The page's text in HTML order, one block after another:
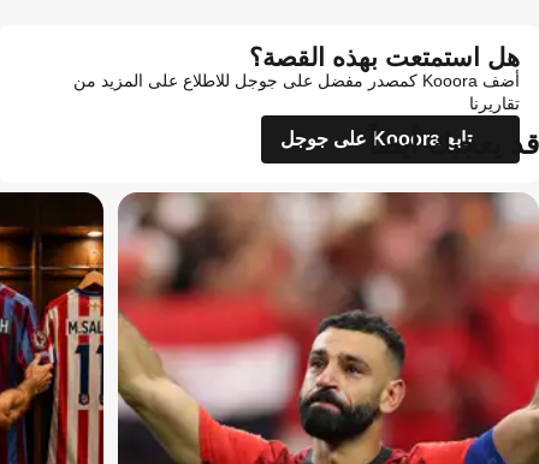
هل استمتعت بهذه القصة؟
أضف Kooora كمصدر مفضل على جوجل للاطلاع على المزيد من
تقاريرنا
تابع Kooora على جوجل
قد يعجبك أيضاً